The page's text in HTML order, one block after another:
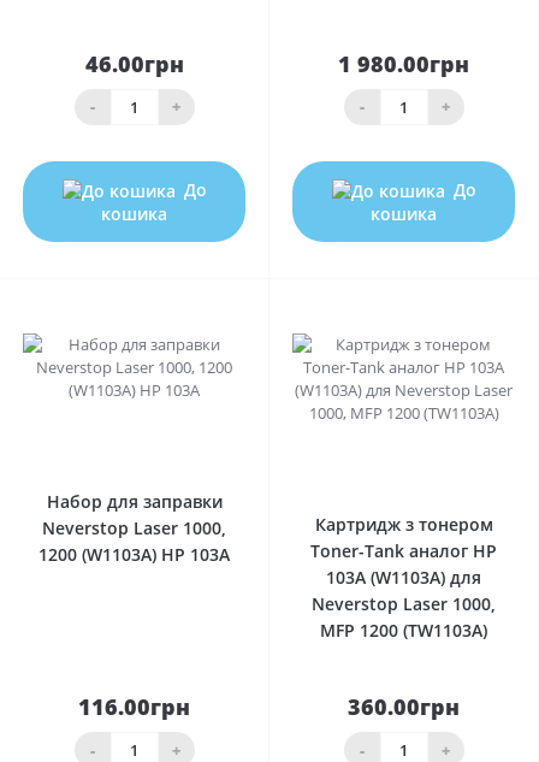
46.00грн
- +
До
кошика
1 980.00грн
- +
До
кошика
Набор для заправки
Neverstop Laser 1000,
1200 (W1103A) HP 103A
116.00грн
- +
Картридж з тонером
Toner-Tank аналог HP
103A (W1103A) для
Neverstop Laser 1000,
MFP 1200 (TW1103A)
360.00грн
- +